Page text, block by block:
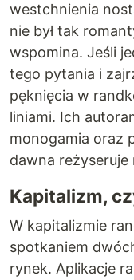
westchnienia
nie był tak
wspomina. Jeśli
tego pytania i
pęknięcia w
liniami. Ich
monogamia oraz
dawna reżyseruje
Kapitalizm,
W kapitalizmie
spotkaniem
rynek. Aplikacje